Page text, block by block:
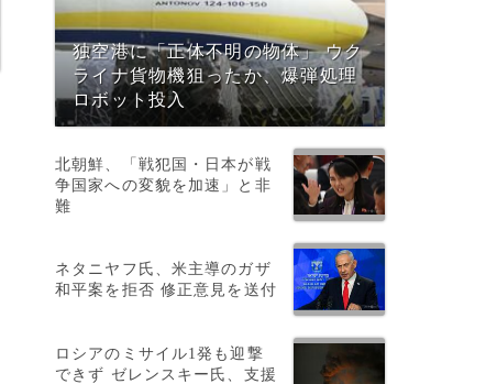
独空港に「正体不明の物体」 ウク
ライナ貨物機狙ったか、爆弾処理
ロボット投入
北朝鮮、「戦犯国・日本が戦
争国家への変貌を加速」と非
難
ネタニヤフ氏、米主導のガザ
和平案を拒否 修正意見を送付
ロシアのミサイル1発も迎撃
できず ゼレンスキー氏、支援